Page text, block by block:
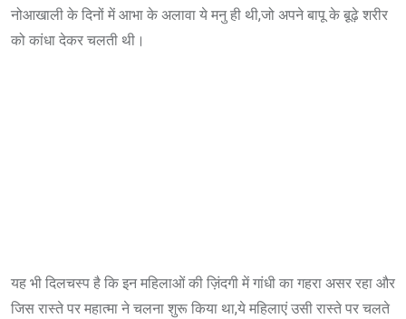
नोआखाली के दिनों में आभा के अलावा ये मनु ही थी,जो अपने बापू के बू़ढ़े शरीर
को कांधा देकर चलती थी।
यह भी दिलचस्प है कि इन महिलाओं की ज़िंदगी में गांधी का गहरा असर रहा और
जिस रास्ते पर महात्मा ने चलना शुरू किया था,ये महिलाएं उसी रास्ते पर चलते